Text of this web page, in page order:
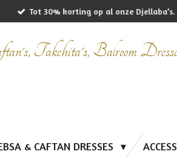
Tot 30% korting op al onze Djellaba’s.
Takchita's, Balroom
& CAFTAN DRESSES